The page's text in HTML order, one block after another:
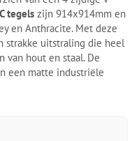
tegels zijn 914x914mm en
en Anthracite. Met deze
strakke uitstraling die heel
van hout en staal. De
een matte industriële